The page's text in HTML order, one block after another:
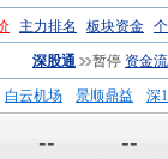
主力排名 板块资金
深股通 暂停 资金
白云机场 景顺鼎益
深
-- --